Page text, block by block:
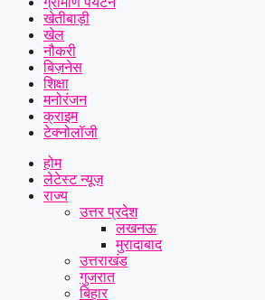
खेतीबाड़ी
खेल
नौकरी
बिज़नेस
शिक्षा
मनोरंजन
क्राइम
टेक्नोलॉजी
होम
लेटेस्ट न्यूज़
राज्य
उत्तर प्रदेश
लखनऊ
मुरादाबाद
उत्तराखंड
गुजरात
बिहार